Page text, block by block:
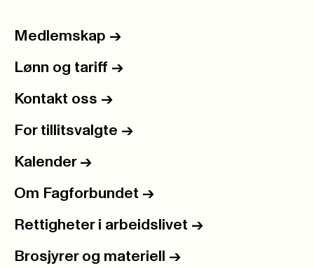
Medlemskap ->
Lønn og tariff ->
Kontakt oss ->
For tillitsvalgte ->
Kalender ->
Om Fagforbundet ->
Rettigheter i arbeidslivet ->
Brosjyrer og materiell ->